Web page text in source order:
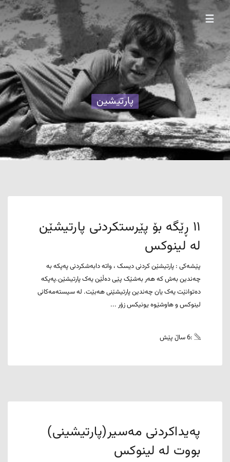
☰
پارتیشین
۱۱ ڕێگە بۆ پێرستکردنی پارتیشێن
لە لینوکس
پێشەکی : پارتیشێن کردنی دیسک ، واتە دابەشکردنی پەپکە بە
چەندین بەش کە هەر بەشێک پێی دەڵێن یەک پارتیشێن.پەپکە
دەتوانێت یەک یان چەندین پارتیشێنی هەبێت. لە سیستەمەکانی
لینوکس و هاوشێوە یونیکس زۆر ...
:6 ساڵ پێش
پەیداکردنی مەسیر(پارتیشینی)
بووت لە لینوکس